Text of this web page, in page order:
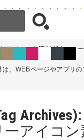
アイコンを即刻ダウンロ
は、WEBページやアプリ
ーアイコン